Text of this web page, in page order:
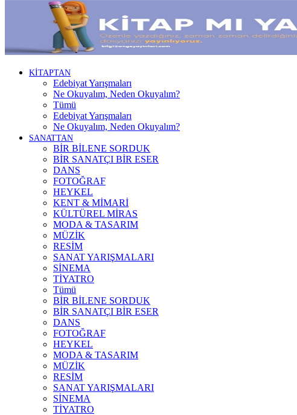
KİTAPTAN
Edebiyat Yarışmaları
Ne Okuyalım, Neden Okuyalım?
Tümü
Edebiyat Yarışmaları
Ne Okuyalım, Neden Okuyalım?
SANATTAN
BİR BİLENE SORDUK
BİR SANATÇI BİR ESER
DANS
FOTOĞRAF
HEYKEL
KENT & MİMARİ
KÜLTÜREL MİRAS
MODA & TASARIM
MÜZİK
RESİM
SANAT YARIŞMALARI
SİNEMA
TİYATRO
Tümü
BİR BİLENE SORDUK
BİR SANATÇI BİR ESER
DANS
FOTOĞRAF
HEYKEL
MODA & TASARIM
MÜZİK
RESİM
SANAT YARIŞMALARI
SİNEMA
TİYATRO